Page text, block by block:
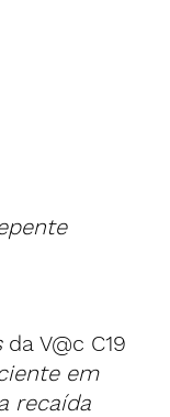
da V@c C19
em
recaída